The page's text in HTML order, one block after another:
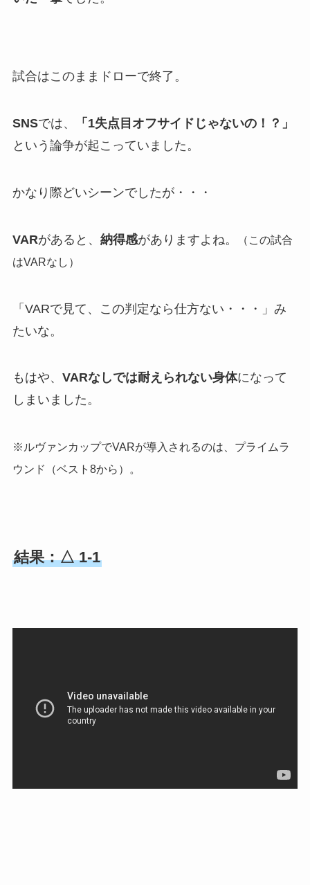
試合はこのままドローで終了。
SNSでは、
「1失点目オフサイドじゃないの！？」
という論争が起こっていました。
かなり際どいシーンでしたが・・・
VARがあると、 納得感がありますよね。
（この試合
はVARなし）
「VARで見て、この判定なら仕方ない・・・」み
たいな。
もはや、 VARなしでは耐えられない身体になって
しまいました。
※ルヴァンカップでVARが導入されるのは、プライムラ
ウンド（ベスト8から）。
結果：△ 1-1